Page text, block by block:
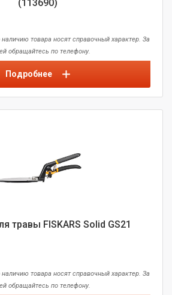
(113690)
товара носят справочный характер. За
обращайтесь по телефону.
Подробнее
травы FISKARS Solid GS21
товара носят справочный характер. За
обращайтесь по телефону.